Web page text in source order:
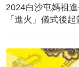
2024白沙屯媽祖
「進火」儀式後